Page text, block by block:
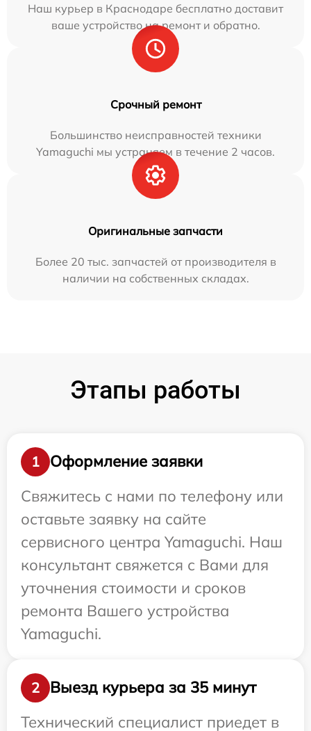
Наш курьер в Краснодаре бесплатно доставит
ваше устройство на ремонт и обратно.
Срочный ремонт
Большинство неисправностей техники
Yamaguchi мы устраняем в течение 2 часов.
Оригинальные запчасти
Более 20 тыс. запчастей от производителя в
наличии на собственных складах.
Этапы работы
1
Оформление заявки
Свяжитесь с нами по телефону или
оставьте заявку на сайте
сервисного центра Yamaguchi. Наш
консультант свяжется с Вами для
уточнения стоимости и сроков
ремонта Вашего устройства
Yamaguchi.
2
Выезд курьера за 35 минут
Технический специалист приедет в